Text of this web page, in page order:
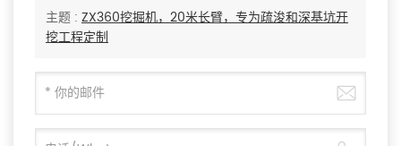
主题 : ZX360挖掘机，20米长臂，专为疏浚和深基坑开
挖工程定制